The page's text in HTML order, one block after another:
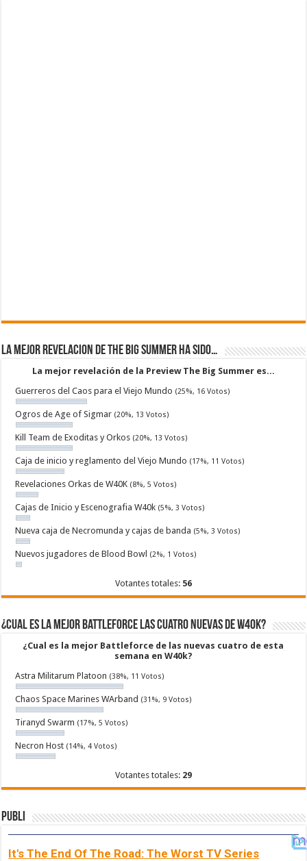
La mejor revelacion de The Big Summer ha sido…
La mejor revelación de la Preview The Big Summer es...
Guerreros del Caos para el Viejo Mundo (25%, 16 Votos)
Ogros de Age of Sigmar (20%, 13 Votos)
Kill Team de Exoditas y Orkos (20%, 13 Votos)
Caja de inicio y reglamento del Viejo Mundo (17%, 11 Votos)
Revelaciones Orkas de W40K (8%, 5 Votos)
Cajas de Inicio y Escenografia W40k (5%, 3 Votos)
Nueva caja de Necromunda y cajas de banda (5%, 3 Votos)
Nuevos jugadores de Blood Bowl (2%, 1 Votos)
Votantes totales: 56
¿Cual es la mejor Battleforce las cuatro nuevas de W40k?
¿Cual es la mejor Battleforce de las nuevas cuatro de esta
semana en W40k?
Astra Militarum Platoon (38%, 11 Votos)
Chaos Space Marines WArband (31%, 9 Votos)
Tiranyd Swarm (17%, 5 Votos)
Necron Host (14%, 4 Votos)
Votantes totales: 29
Publi
It's The End Of The Road: The Worst TV Series